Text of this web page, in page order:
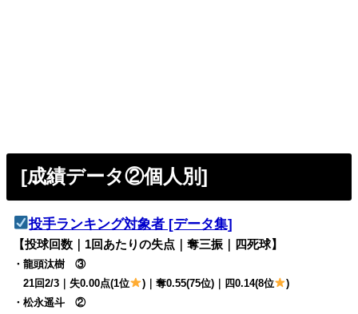
[成績データ②個人別]
投手ランキング対象者 [データ集]
【投球回数｜1回あたりの失点｜奪三振｜四死球】
・龍頭汰樹 ③
21回2/3｜失0.00点(1位
)｜奪0.55(75位)｜四0.14(8位
)
・松永遥斗 ②